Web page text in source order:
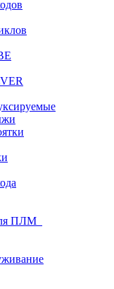
ПЛМ